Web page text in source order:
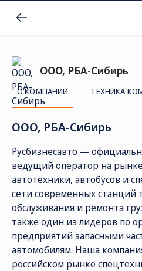
ООО, РБА-Сибирь
О КОМПАНИИ ТЕХНИКА
ООО, РБА-Сибирь
Русбизнесавто —
ведущий оператор на
автотехники, автобусов и
сети современных станций
обслуживания и ремонта
также один из лидеров по
предприятий запасными
автомобилям. Наша
российском рынке